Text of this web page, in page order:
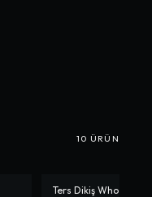
10 ÜRÜN
-%43
Ters Dikiş Who I Am